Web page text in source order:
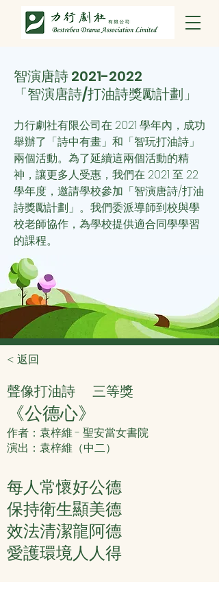
智演唐詩2021-2022
「智演唐詩/打油詩獎勵計劃」
力行劇社有限公司在 2021 學年內，成功
舉辦了「詩中有畫」和「智玩打油詩」
兩個活動。為了延續這兩個活動的精
神，讓更多人受惠，我們在 2021 至 22
學年度，邀請學校參加「智演唐詩/打油
詩獎勵計劃」。我們委派導師到校與學
校老師協作，為學校提供適合同學學習
的課程。
< 返回
聲像打油詩 三等獎
《公德心》
作者：袁梓維 - 聖安當女書院
演出：袁梓維（中二）
每人常懷好公德
保持衛生顯美德
效法清潔龍阿德
愛護環境人人得